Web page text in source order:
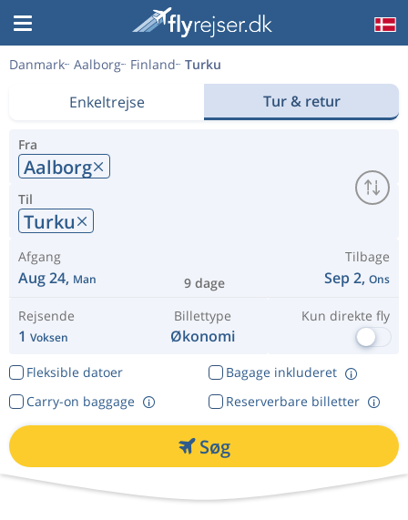
Danmark Aalborg Finland Turku
Enkeltrejse Tur & retur
Fra
Aalborg
Til
Turku
Afgang
Aug 24, Man 9 dage
Tilbage
Sep 2, Ons
Rejsende
1 Voksen
Billettype
Økonomi
Kun direkte fly
Fleksible datoer
Bagage inkluderet
Reserverbare billetter
Carry-on baggage
Søg